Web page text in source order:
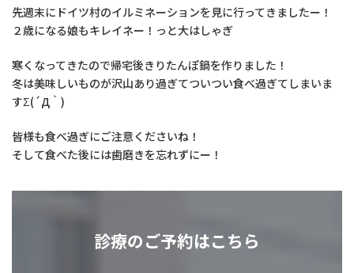
時
先週末にドイツ村のイルミネーションを見に行ってきましたー！
２歳になる娘もキレイネー！っと大はしゃぎ
寒くなってきたので帰宅後きりたんぽ鍋を作りました！
冬は美味しいものが沢山あり過ぎてついつい食べ過ぎてしまいま
すΣ(´Д｀)
皆様も食べ過ぎにご注意くださいね！
そして食べた後には歯磨きを忘れずにー！
診療のご予約はこちら